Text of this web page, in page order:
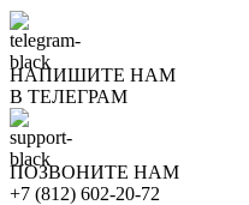
НАПИШИТЕ НАМ
В ТЕЛЕГРАМ
ПОЗВОНИТЕ НАМ
+7 (812) 602-20-72